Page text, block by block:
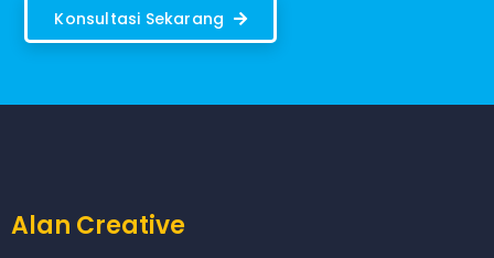
Konsultasi Sekarang
Alan Creative